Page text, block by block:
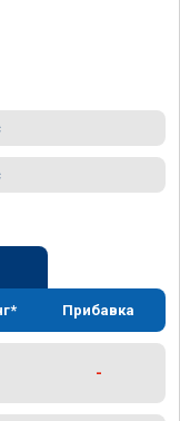
Прибавка
-